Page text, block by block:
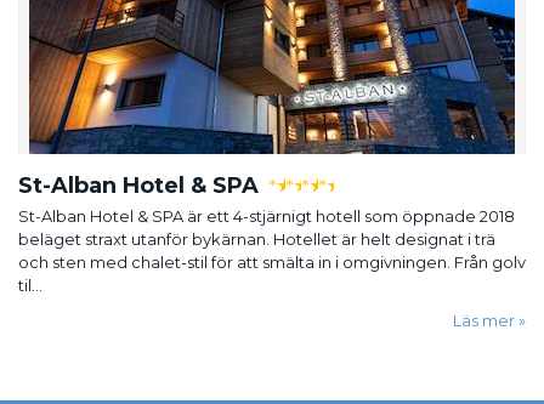
St-Alban Hotel & SPA ★★★★
St-Alban Hotel & SPA är ett 4-stjärnigt hotell som öppnade 2018
beläget straxt utanför bykärnan. Hotellet är helt designat i trä
och sten med chalet-stil för att smälta in i omgivningen. Från golv
til...
Läs mer